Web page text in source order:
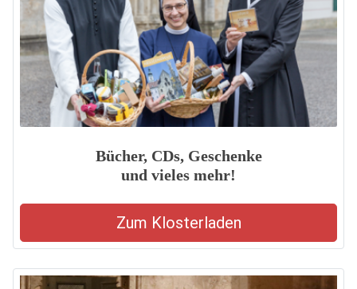
Bücher, CDs, Geschenke
und vieles mehr!
Zum Klosterladen